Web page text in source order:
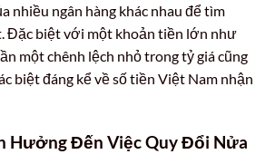
nhiều ngân hàng khác nhau để tìm
Đặc biệt với một khoản tiền lớn như
một chênh lệch nhỏ trong tỷ giá cũng
biệt đáng kể về số tiền Việt Nam nhận
Hưởng Đến Việc Quy Đổi Nửa